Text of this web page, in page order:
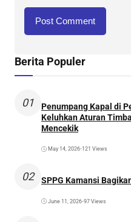
Berita Populer
01
Penumpang Kapal di
Keluhkan Aturan
Mencekik
May 14, 2026•121 Views
02 SPPG Kamansi
June 11, 2026•97 Views